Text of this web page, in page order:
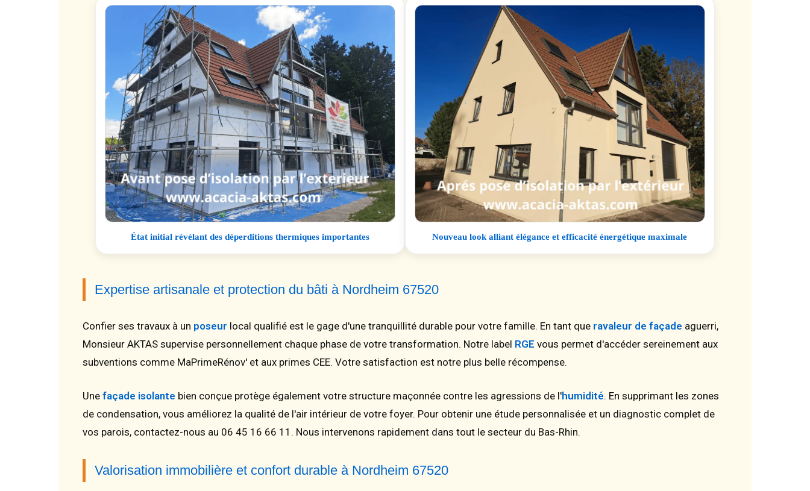
État initial révélant des déperditions thermiques importantes Nouveau look alliant élégance et efficacité énergétique maximale
Expertise artisanale et protection du bâti à Nordheim 67520
Confier ses travaux à un poseur local qualifié est le gage d'une tranquillité durable pour votre famille. En tant que ravaleur de façade aguerri,
Monsieur AKTAS supervise personnellement chaque phase de votre transformation. Notre label RGE vous permet d'accéder sereinement aux
subventions comme MaPrimeRénov' et aux primes CEE. Votre satisfaction est notre plus belle récompense.
Une façade isolante bien conçue protège également votre structure maçonnée contre les agressions de l'humidité. En supprimant les zones
de condensation, vous améliorez la qualité de l'air intérieur de votre foyer. Pour obtenir une étude personnalisée et un diagnostic complet de
vos parois, contactez-nous au 06 45 16 66 11. Nous intervenons rapidement dans tout le secteur du Bas-Rhin.
Valorisation immobilière et confort durable à Nordheim 67520